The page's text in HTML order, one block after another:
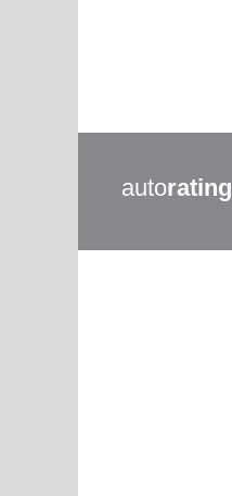
autorating